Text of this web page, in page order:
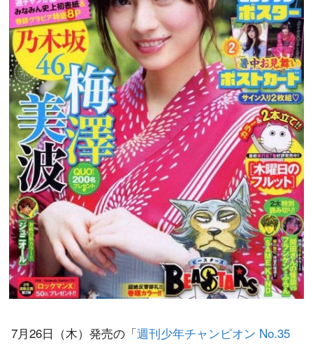
7月26日（木）発売の「週刊少年チャンピオン No.35